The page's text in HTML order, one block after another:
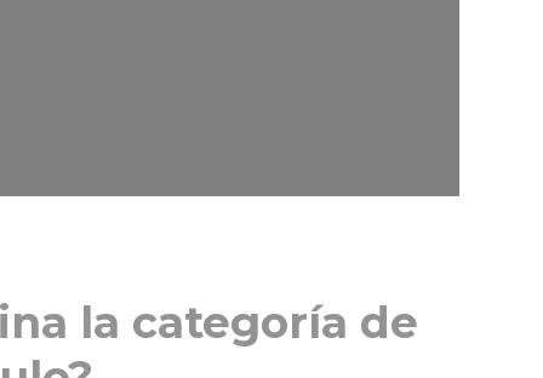
la categoría de